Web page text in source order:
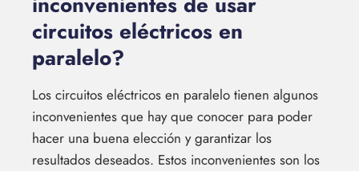
circuitos eléctricos en
paralelo?
Los circuitos eléctricos en paralelo tienen algunos
inconvenientes que hay que conocer para poder
hacer una buena elección y garantizar los
resultados deseados. Estos inconvenientes son los